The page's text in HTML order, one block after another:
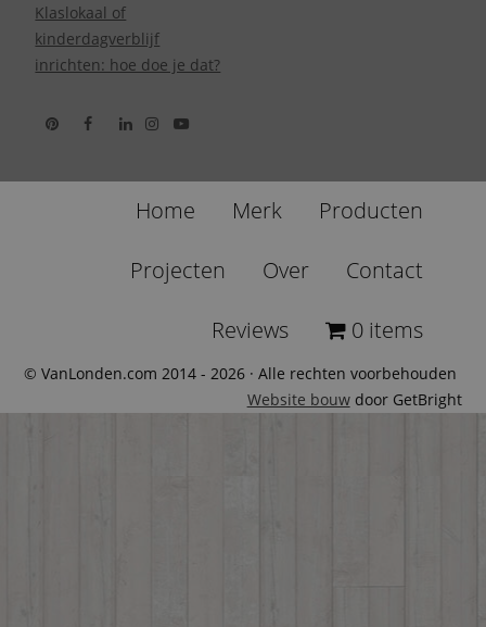
Klaslokaal of
kinderdagverblijf
inrichten: hoe doe je dat?
Home Merk Producten
Projecten Over Contact
Reviews 0 items
© VanLonden.com 2014 - 2026 · Alle rechten voorbehouden
Website bouwdoor GetBright